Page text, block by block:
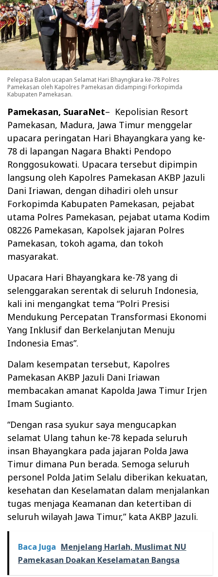
Pelepasa Balon ucapan Selamat Hari Bhayngkara ke-78 Polres
Pamekasan oleh Kapolres Pamekasan didampingi Forkopimda
Kabupaten Pamekasan.
Pamekasan, SuaraNet– Kepolisian Resort
Pamekasan, Madura, Jawa Timur menggelar
upacara peringatan Hari Bhayangkara yang ke-
78 di lapangan Nagara Bhakti Pendopo
Ronggosukowati. Upacara tersebut dipimpin
langsung oleh Kapolres Pamekasan AKBP Jazuli
Dani Iriawan, dengan dihadiri oleh unsur
Forkopimda Kabupaten Pamekasan, pejabat
utama Polres Pamekasan, pejabat utama Kodim
08226 Pamekasan, Kapolsek jajaran Polres
Pamekasan, tokoh agama, dan tokoh
masyarakat.
Upacara Hari Bhayangkara ke-78 yang di
selenggarakan serentak di seluruh Indonesia,
kali ini mengangkat tema “Polri Presisi
Mendukung Percepatan Transformasi Ekonomi
Yang Inklusif dan Berkelanjutan Menuju
Indonesia Emas”.
Dalam kesempatan tersebut, Kapolres
Pamekasan AKBP Jazuli Dani Iriawan
membacakan amanat Kapolda Jawa Timur Irjen
Imam Sugianto.
“Dengan rasa syukur saya mengucapkan
selamat Ulang tahun ke-78 kepada seluruh
insan Bhayangkara pada jajaran Polda Jawa
Timur dimana Pun berada. Semoga seluruh
personel Polda Jatim Selalu diberikan kekuatan,
kesehatan dan Keselamatan dalam menjalankan
tugas menjaga Keamanan dan ketertiban di
seluruh wilayah Jawa Timur,” kata AKBP Jazuli.
Baca Juga Menjelang Harlah, Muslimat NU
Pamekasan Doakan Keselamatan Bangsa